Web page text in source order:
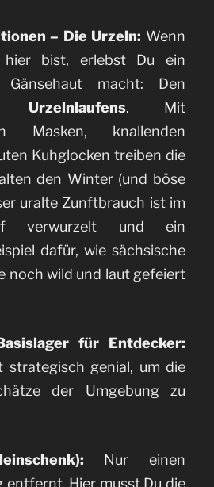
– Die Urzeln: Wenn
bist, erlebst Du ein
Gänsehaut macht: Den
Urzelnlaufens. Mit
Masken, knallenden
Kuhglocken treiben die
den Winter (und böse
uralte Zunftbrauch ist im
verwurzelt und ein
dafür, wie sächsische
noch wild und laut gefeiert
für Entdecker:
strategisch genial, um die
der Umgebung zu
Nur einen